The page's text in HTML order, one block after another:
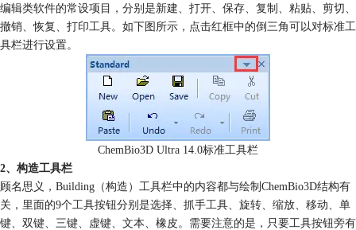
编辑类软件的常设项目，分别是新建、打开、保存、复制、粘贴、剪切、
撤销、恢复、打印工具。如下图所示，点击红框中的倒三角可以对标准工
具栏进行设置。
ChemBio3D Ultra 14.0标准工具栏
2、构造工具栏
顾名思义，Building（构造）工具栏中的内容都与绘制ChemBio3D结构有
关，里面的9个工具按钮分别是选择、抓手工具、旋转、缩放、移动、单
键、双键、三键、虚键、文本、橡皮。需要注意的是，只要工具按钮旁有